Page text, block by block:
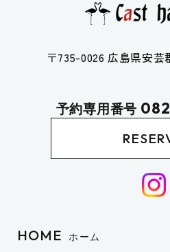
〒735-0026 広島県安
予約専用番号
HOME ホーム